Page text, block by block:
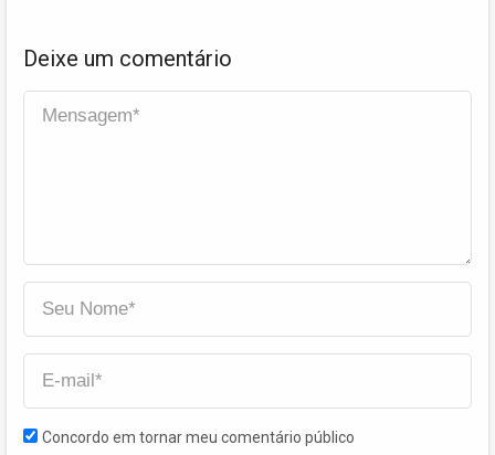
Deixe um comentário
Concordo em tornar meu comentário público